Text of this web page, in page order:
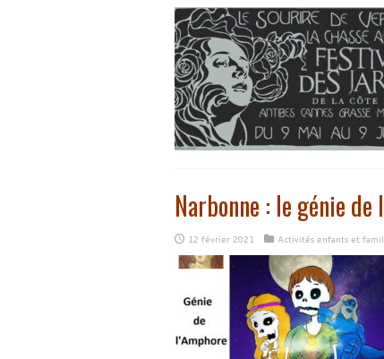
Narbonne : le génie de
12 février 2021 Activités enfants et